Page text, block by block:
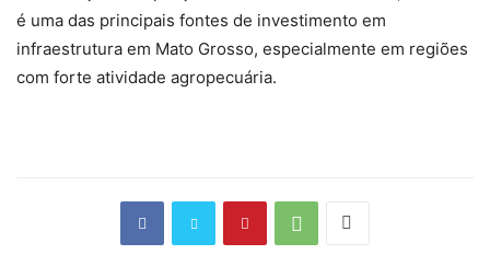
é uma das principais fontes de investimento em
infraestrutura em Mato Grosso, especialmente em regiões
com forte atividade agropecuária.